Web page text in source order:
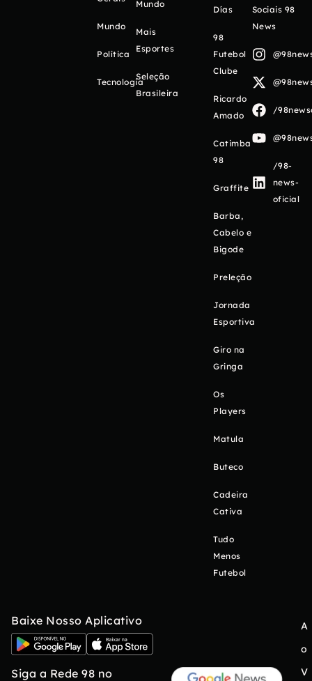
Mundo
Política
Tecnologia
Mundo
Mais
Esportes
Seleção
Brasileira
Días
98
Futebol
Clube
Ricardo
Amado
Catimba
98
Graffite
Barba,
Cabelo e
Bigode
Preleção
Jornada
Esportiva
Giro na
Gringa
Os
Players
Matula
Buteco
Cadeira
Cativa
Tudo
Menos
Futebol
Sociais 98
News
/
/98-
news-
oficial
Baixe Nosso Aplicativo
Siga a Rede 98 no
A
o
V